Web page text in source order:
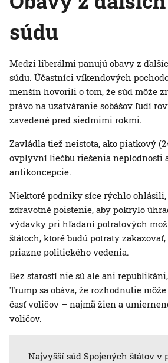
súdu
Medzi liberálmi panujú obavy z
súdu. Účastníci víkendových
menšín hovorili o tom, že súd môže
právo na uzatváranie sobášov ľudí
zavedené pred siedmimi rokmi.
Zavládla tiež neistota, ako piatkový
ovplyvní liečbu riešenia neplodnosti
antikoncepcie.
Niektoré podniky síce rýchlo ohlásili,
zdravotné poistenie, aby pokrylo
výdavky pri hľadaní potratových
štátoch, ktoré budú potraty zakazovať,
priazne politického vedenia.
Bez starostí nie sú ale ani
Trump sa obáva, že rozhodnutie
časť voličov – najmä žien a
voličov.
Najvyšší súd Spojených štátov v